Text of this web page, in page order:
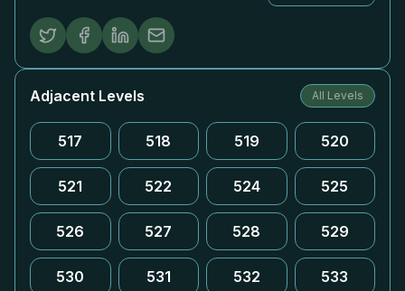
Adjacent Levels All Levels
517 518 519 520
521 522 524 525
526 527 528 529
530 531 532 533